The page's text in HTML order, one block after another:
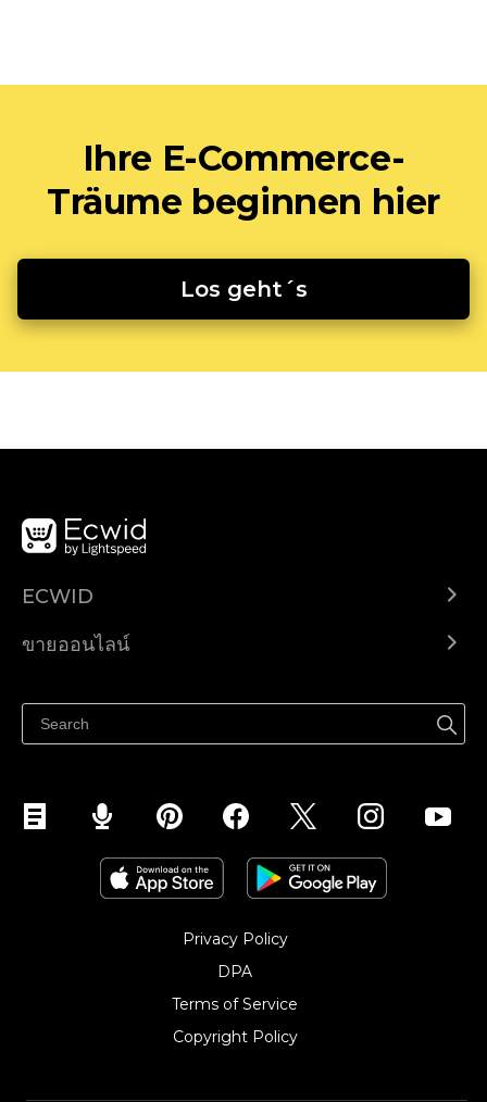
Ihre E-Commerce-
Träume beginnen hier
Los geht´s
ECWID
ราคา
ขายออนไลน์
ขายบนเฟสบุ๊ค
Privacy Policy
DPA
Terms of Service
Copyright Policy‎